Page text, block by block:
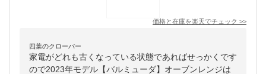
価格と在庫を楽天でチェック >>
四葉のクローバー
家電がどれも古くなっている状態であればせっかくです
ので2023年モデル【バルミューダ】オーブンレンジは